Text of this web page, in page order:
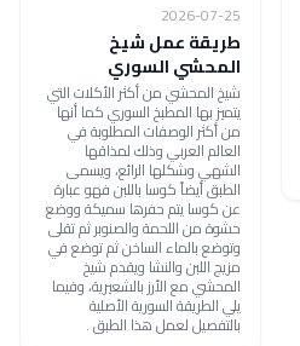
2026-07-25
طريقة عمل شيخ
المحشي السوري
شيخ المحشي من أكثر الأكلات التي
يتميز بها المطبخ السوري كما أنها
من أكثر الوصفات المطلوبة في
العالم العربي وذلك لمذاقها
الشهي وشكلها الرائع، ويسمى
الطبق أيضاً كوسا باللبن فهو عبارة
عن كوسا يتم حفرها سميكة ووضع
حشوة من اللحمة والصنوبر ثم تقلى
وتوضع بالماء الساخن ثم توضع في
مزيج اللبن والنشا ويقدم شيخ
المحشي مع الأرز بالشعيرية، وفيما
يلي الطريقة السورية الأصلية
بالتفصيل لعمل هذا الطبق .